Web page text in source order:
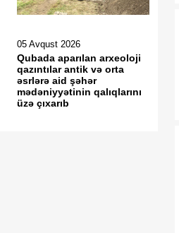
05 Avqust 2026
Qubada aparılan arxeoloji
qazıntılar antik və orta
əsrlərə aid şəhər
mədəniyyətinin qalıqlarını
üzə çıxarıb